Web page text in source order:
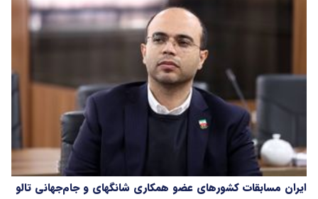
ایران مسابقات کشورهای عضو همکاری شانگهای و جام‌جهانی تالو